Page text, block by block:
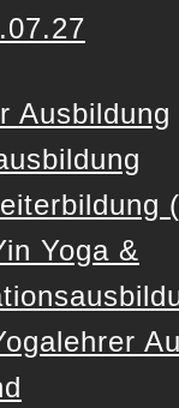
Ausbildung
Yoga &